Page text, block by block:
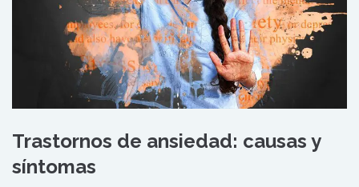
Trastornos de ansiedad: causas y
síntomas